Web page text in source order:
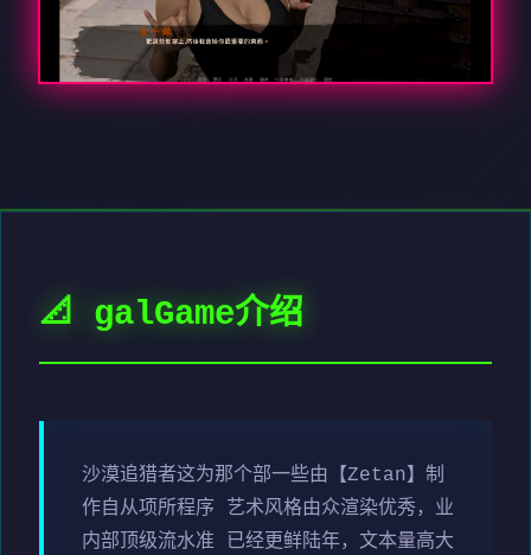
📐 galGame介绍
沙漠追猎者这为那个部一些由【Zetan】制
作自从项所程序 艺术风格由众渲染优秀，业
内部顶级流水准 已经更鲜陆年，文本量高大